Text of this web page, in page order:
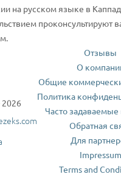
на русском языке в
проконсультируют
Отзывы
О
Общие
Политика
Часто
Обратная
Для
Impressum
Terms and